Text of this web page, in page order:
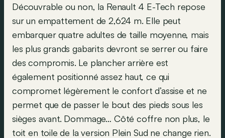
Découvrable ou non, la Renault 4 E-Tech repose
sur un empattement de 2,624 m. Elle peut
embarquer quatre adultes de taille moyenne, mais
les plus grands gabarits devront se serrer ou faire
des compromis. Le plancher arrière est
également positionné assez haut, ce qui
compromet légèrement le confort d’assise et ne
permet que de passer le bout des pieds sous les
sièges avant. Dommage… Côté coffre non plus, le
toit en toile de la version Plein Sud ne change rien.